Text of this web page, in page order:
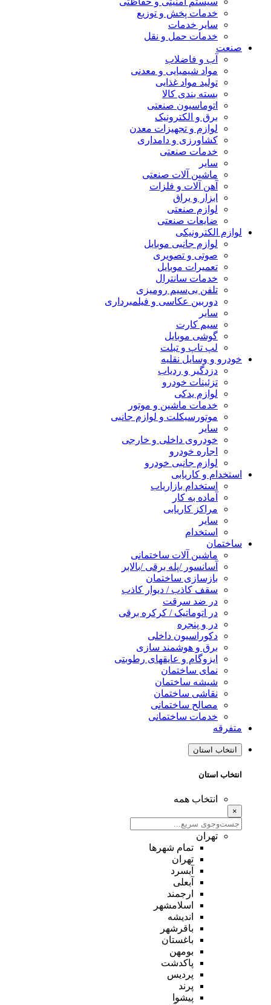
خدمات پخش و توزیع
سایر خدمات
خدمات حمل و نقل
صنعت
آب و فاضلاب
مواد شیمیایی و معدنی
تولید مواد غذایی
بسته بندی کالا
اتوماسیون صنعتی
برق و الکترونیک
لوازم و تجهیزات معدن
کشاورزی و دامداری
خدمات صنعتی
سایر
ماشین آلات صنعتی
آهن آلات و فلزات
ابزار و یراق
لوازم صنعتی
ضایعات صنعتی
لوازم الکترونیکی
لوازم جانبی موبایل
صوتی و تصویری
تعمیرات موبایل
خدمات سانترال
تلفن بی‌سیم رومیزی
دوربین عکاسی و فیلمبرداری
سایر
سیم کارت
گوشی موبایل
لپ تاپ و تبلت
خودرو و وسایل نقلیه
دزدگیر و ردیاب
تزئینات خودرو
لوازم یدکی
خدمات ماشین و موتور
موتورسیکلت و لوازم جانبی
سایر
خودروی داخلی و خارجی
اجاره خودرو
لوازم جانبی خودرو
استخدام و کاریابی
استخدام بازاریاب
آماده به کار
مراکز کاریابی
سایر
استخدام
ساختمان
ماشین آلات ساختمانی
آسانسور /پله برقی /بالابر
بازسازی ساختمان
سقف کاذب / دیوار کاذب
در ضد سرقت
در اتوماتیک / کرکره برقی
در و پنجره
دکوراسیون داخلی
برق و هوشمند سازی
ایزوگام و عایقهای رطوبتی
نمای ساختمان
شیشه ساختمان
نقاشی ساختمان
مصالح ساختمانی
خدمات ساختمانی
متفرقه
انتخاب استان
انتخاب استان
انتخاب همه
×
تهران
تمام شهر‌ها
تهران
آبسرد
آبعلی
ارجمند
اسلامشهر
اندیشه
باقرشهر
باغستان
بومهن
پاکدشت
پردیس
پرند
پیشوا